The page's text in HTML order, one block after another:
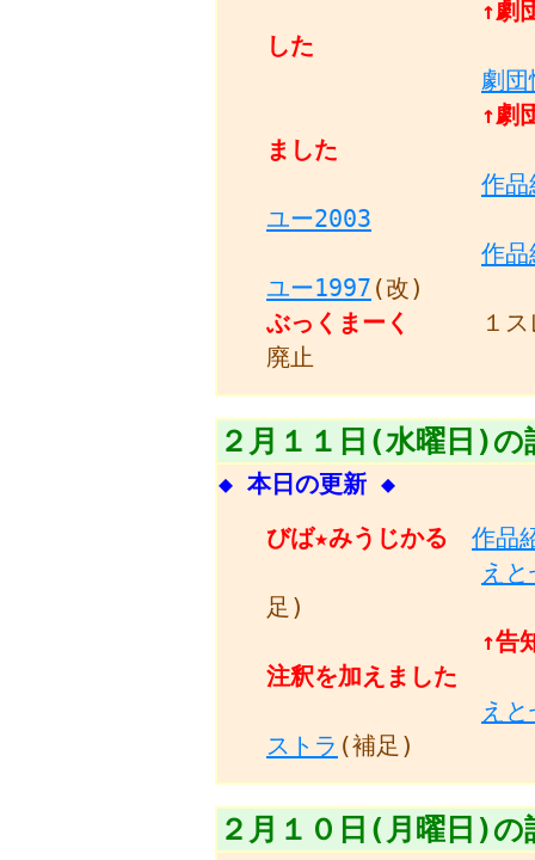
↑劇
した
劇
↑劇
ました
作
ユー2003
作
ユー1997 (改)
ぶっくまーく
１
廃止
２月１１日(水曜日)の
◆ 本日の更新 ◆
びば★みうじかる 作品
え
足)
↑告
注釈を加えました
え
ストラ (補足)
２月１０日(月曜日)の